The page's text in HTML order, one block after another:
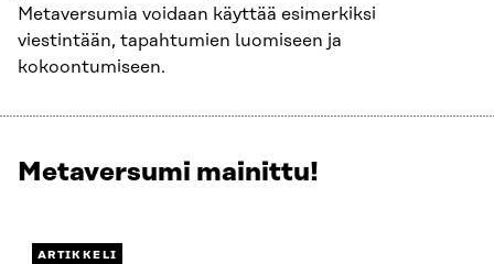
Metaversumia voidaan käyttää esimerkiksi
viestintään, tapahtumien luomiseen ja
kokoontumiseen.
Metaversumi mainittu!
ARTIKKELI
Näytetään